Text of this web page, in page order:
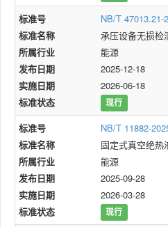
标准号
NB/T 47013.21-
标准名称
承压设备无损检
所属行业
能源
发布日期
2025-12-18
实施日期
2026-06-18
标准状态
现行
标准号
NB/T 11882-
标准名称
固定式真空绝热
所属行业
能源
发布日期
2025-09-28
实施日期
2026-03-28
标准状态
现行